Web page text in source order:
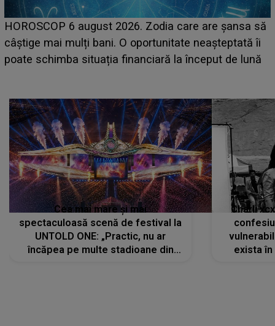
LINE-UP UNTOLD ONE, prima zi. Cine sunt artiștii
care deschid festivalul și de la ce ore au loc cele mai
așteptate concerte pe scena principală?
Cea mai mare și mai
spectaculoasă scenă de festival la
UNTOLD ONE: „Practic, nu ar
încăpea pe multe stadioane din
Charli
exista